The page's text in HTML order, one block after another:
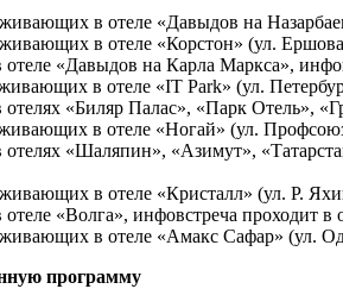
в отеле «Давыдов на
в отеле «Корстон» (ул.
«Давыдов на Карла Маркса»,
в отеле «IT Park» (ул.
«Биляр Палас», «Парк Отель»,
в отеле «Ногай» (ул.
«Шаляпин», «Азимут»,
в отеле «Кристалл» (ул. Р.
«Волга», инфовстреча проходит в
в отеле «Амакс Сафар» (ул.
программу